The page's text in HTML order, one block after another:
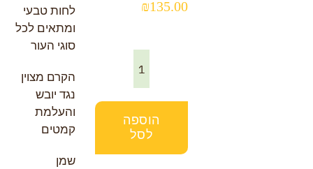
₪135.00
כמות
פנים
יום
הוספה
לסל
לחות טבעי
ומתאים לכל
סוגי העור
הקרם מצוין
נגד יובש
והעלמת
קמטים
שמן